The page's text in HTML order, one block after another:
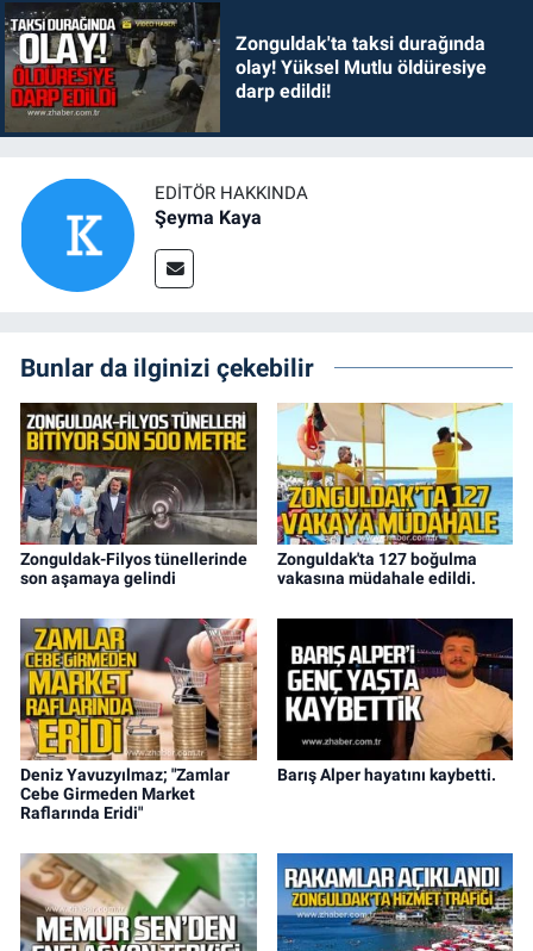
Zonguldak'ta taksi durağında
olay! Yüksel Mutlu öldüresiye
darp edildi!
EDITÖR HAKKINDA
Şeyma Kaya
Bunlar da ilginizi çekebilir
Zonguldak-Filyos tünellerinde
son aşamaya gelindi
Zonguldak'ta 127 boğulma
vakasına müdahale edildi.
Deniz Yavuzyılmaz; "Zamlar
Cebe Girmeden Market
Raflarında Eridi"
Barış Alper hayatını kaybetti.